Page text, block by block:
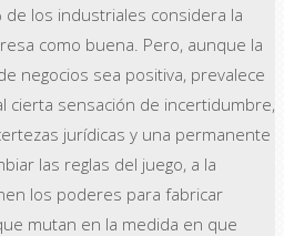
de los industriales considera la
como buena. Pero, aunque la
negocios sea positiva, prevalece
cierta sensación de incertidumbre,
jurídicas y una permanente
las reglas del juego, a la
los poderes para fabricar
mutan en la medida en que